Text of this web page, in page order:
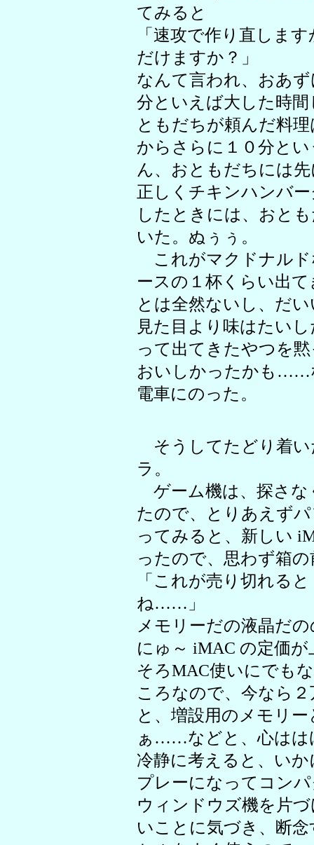
てみると
「速攻で作り直しま
だけますか？」
なんて言われ、おあ
分といえば大した時
ともだちが頼んだ料
からさらに１０分と
ん、おともだちには
正しくチキンハンバ
したときには、おと
いた。ぬぅぅ。
これがマクドナルド
ースの１杯くらい出
とは全然ないし、だ
見た目より味はたい
って出てきたやつを
おいしかったかも……
電車にのった。
そうしてたどり着い
ラ。
ゲーム機は、探さな
たので、とりあえず
ってみると、新しい
ったので、思わず箱
「これが売り切れる
ね……」
メモリーだの液晶だ
にゅ～ iMAC の定価
そろMAC使いにでも
ころなので、今なら
と、増設用のメモリ
ぁ……などと、心はは
冷静に考えると、い
プレーになってコン
ウィンドウズ機を片
いことに気づき、断